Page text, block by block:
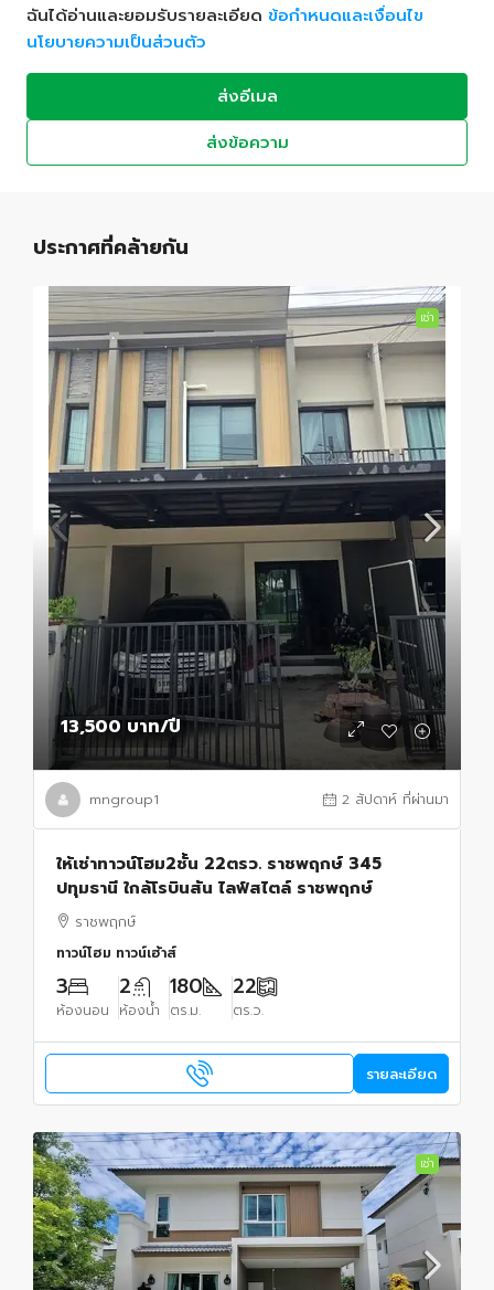
ฉันได้อ่านและยอมรับรายละเอียด ข้อกำหนดและเงื่อนไข
นโยบายความเป็นส่วนตัว
ส่งอีเมล
ส่งข้อความ
ประกาศที่คล้ายกัน
เช่า
13,500 บาท/ปี
mngroup1 2 สัปดาห์ ที่ผ่านมา
ให้เช่าทาวน์โฮม2ชั้น 22ตรว. ราชพฤกษ์ 345
ปทุมธานี ใกล้โรบินสัน ไลฟ์สไตล์ ราชพฤกษ์
ราชพฤกษ์
ทาวน์โฮม ทาวน์เฮ้าส์
3
ห้องนอน
2
ห้องน้ำ
180
ตร.ม.
22
ตร.ว.
รายละเอียด
เช่า